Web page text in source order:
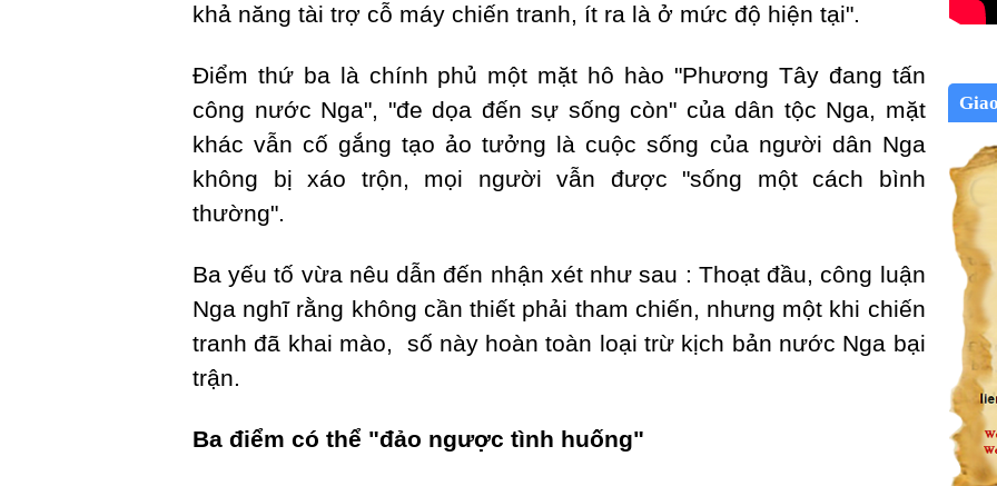
khả năng tài trợ cỗ máy chiến tranh, ít ra là ở mức độ hiện tại".
Điểm thứ ba là chính phủ một mặt hô hào "Phương Tây đang tấn
công nước Nga", "đe dọa đến sự sống còn" của dân tộc Nga, mặt
khác vẫn cố gắng tạo ảo tưởng là cuộc sống của người dân Nga
không bị xáo trộn, mọi người vẫn được "sống một cách bình
thường".
Ba yếu tố vừa nêu dẫn đến nhận xét như sau : Thoạt đầu, công luận
Nga nghĩ rằng không cần thiết phải tham chiến, nhưng một khi chiến
tranh đã khai mào, số này hoàn toàn loại trừ kịch bản nước Nga bại
trận.
Ba điểm có thể "đảo ngược tình huống"